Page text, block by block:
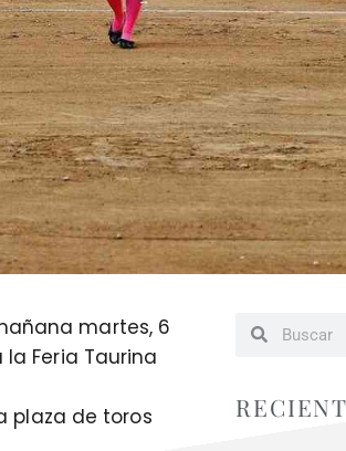
martes, 6
Feria Taurina
plaza de toros